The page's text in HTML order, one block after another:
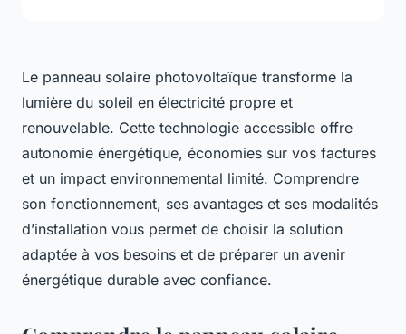
Le panneau solaire photovoltaïque transforme la
lumière du soleil en électricité propre et
renouvelable. Cette technologie accessible offre
autonomie énergétique, économies sur vos factures
et un impact environnemental limité. Comprendre
son fonctionnement, ses avantages et ses modalités
d’installation vous permet de choisir la solution
adaptée à vos besoins et de préparer un avenir
énergétique durable avec confiance.